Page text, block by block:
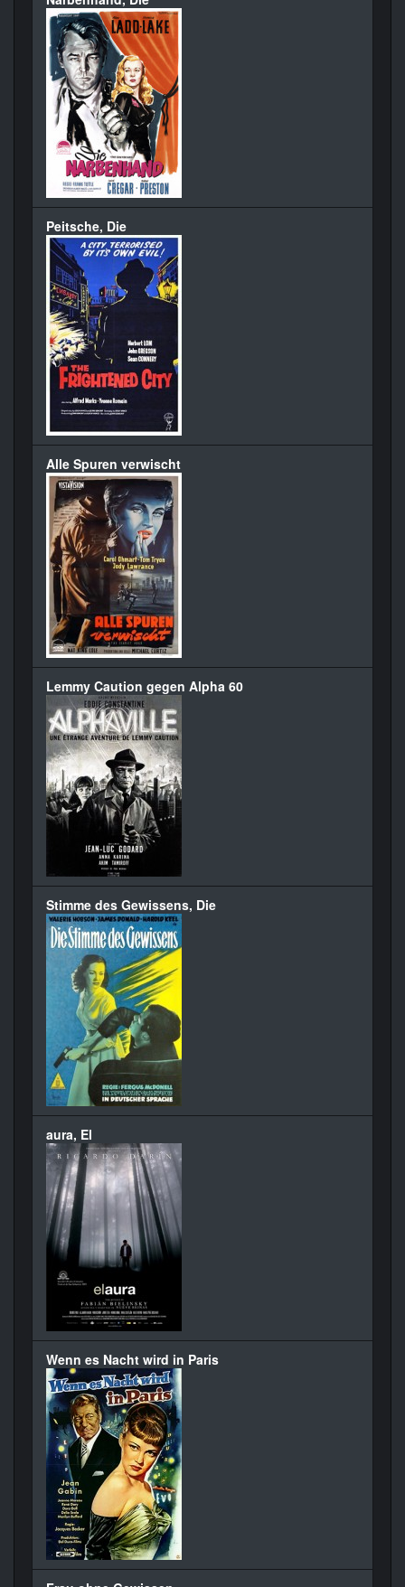
Peitsche, Die
Alle Spuren verwischt
Lemmy Caution gegen Alpha 60
Stimme des Gewissens, Die
aura, El
Wenn es Nacht wird in Paris